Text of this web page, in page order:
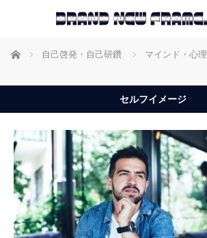
ホーム 自己啓発・自己研鑽 マインド・心理
セルフイメージ